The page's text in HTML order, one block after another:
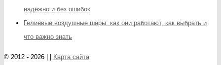
надёжно и без ошибок
Гелиевые воздушные шары: как они работают, как выбрать и
что важно знать
© 2012 - 2026 | | Карта сайта